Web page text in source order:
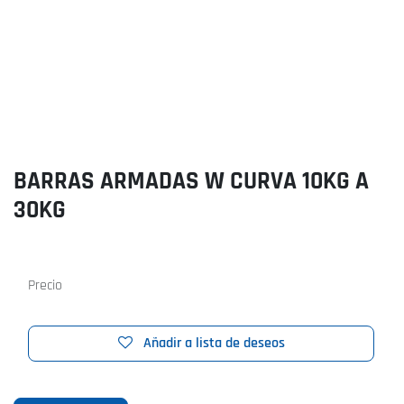
BARRAS ARMADAS W CURVA 10KG A
30KG
Añadir a lista de deseos
Precio